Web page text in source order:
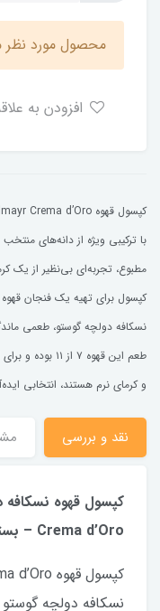
محصول مورد نظر
با ترکیبی ویژه از دانه‌های
مطبوع، تجربه‌ای بی‌نظیر از یک
نسکافه دولچه گوستو، طعمی
طعم این قهوه
و کرمای نرم هستند، انتخابی
نقد و بررسی
Crema d’Oro – بسته ۱۶ عددی
نسکافه دولچه